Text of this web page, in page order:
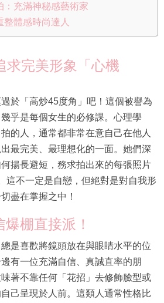
：充滿神秘感藝術家
體感時尚達人
求完美形象「心機
於「高炒45度角」吧！這個被譽為
幾乎是每個女生的必修課。心理學
的人，通常都非常在意自己在他人
最完美、最理想化的一面。她們深
揚長避短，務求拍出來的每張照片
這不一定是自戀，但絕對是對自我形
盡在掌握之中！
棚直接派！
是喜歡將鏡頭放在與眼睛水平的位
有一位充滿自信、真誠直率的朋
著不靠任何「花招」去修飾臉型或
己呈現於人前。這類人通常性格比